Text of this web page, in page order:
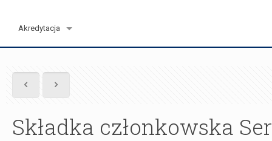
Akredytacja
Składka członkowska